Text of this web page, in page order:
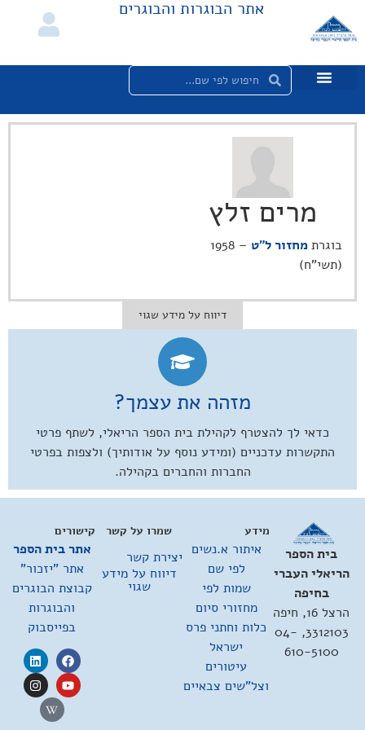
אתר הבוגרות והבוגרים
מרים זלץ
בוגרתמחזור ל"ט
– 1958
(תשי"ח)
דיווח על מידע שגוי
מזהה את עצמך?
כדאי לך להצטרף לקהילת בית הספר הריאלי, לשתף פרטי
התקשרות עדכניים (ומידע נוסף על אודותיך) ולצפות בפרטי
החברות והחברים בקהילה.
בית הספר
הריאלי העברי
בחיפה
הרצל 16, חיפה
3312103, 04-
610-5100
מידע
איתור א.נשים
לפי שם
שמות לפי
מחזורי סיום
כלות וחתני פרס
ישראל
עיטורים
וצל"שים צבאיים
קישורים
אתר בית הספר
אתר "יזכור"
קבוצת הבוגרים
והבוגרות
בפייסבוק
שמרו על קשר
יצירת קשר
דיווח על מידע
שגוי